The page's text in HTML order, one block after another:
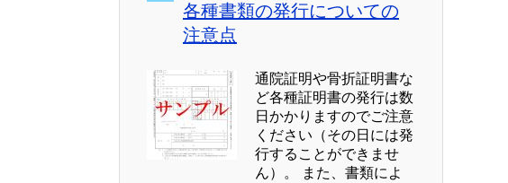
各種書類の発行についての
注意点
通院証明や骨折証明書な
ど各種証明書の発行は数
日かかりますのでご注意
ください（その日には発
行することができませ
ん）。 また、書類によ